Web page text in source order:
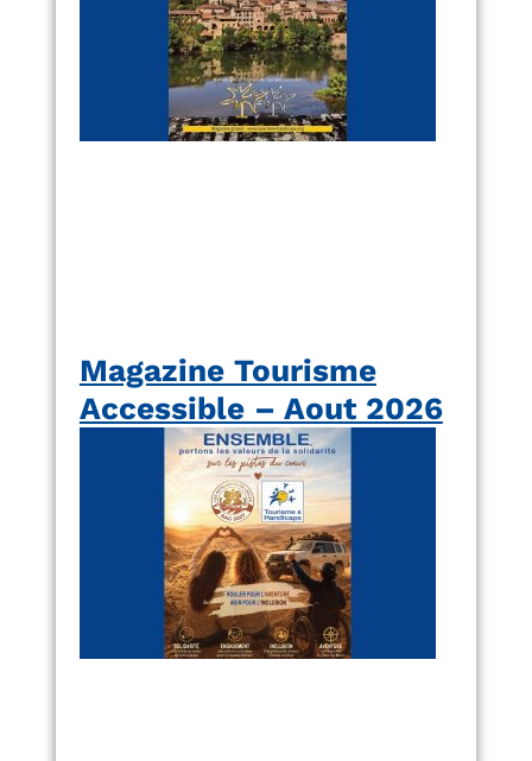
Magazine Tourisme
Accessible – Aout 2026